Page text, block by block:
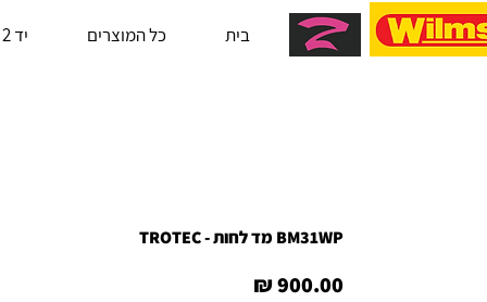
בית כל המוצרים יד 2
BM31WP מד לחות - TROTEC